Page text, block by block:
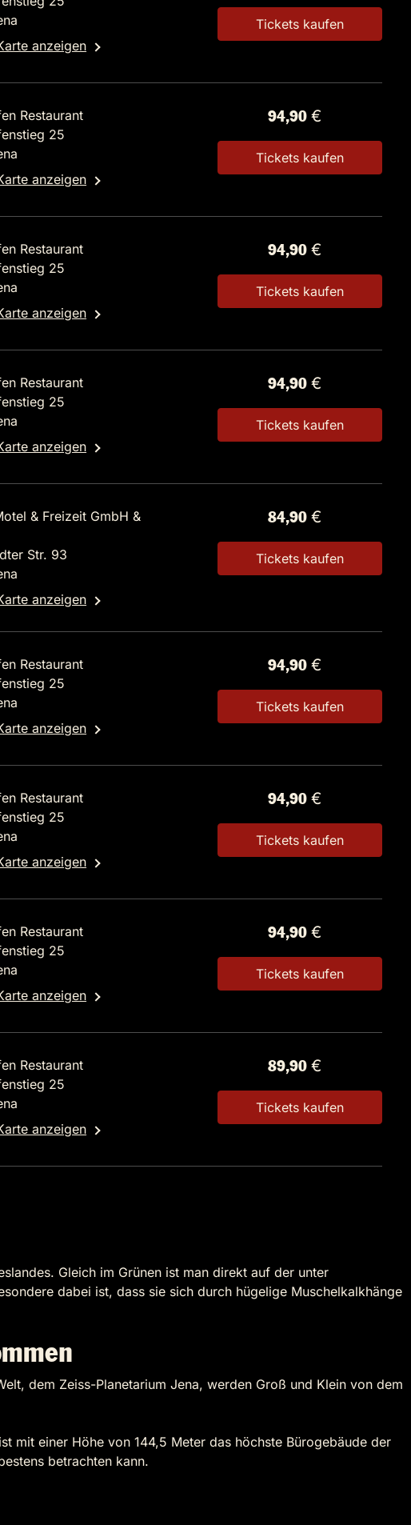
anzeigen
Tickets kaufen
Restaurant
25
anzeigen
94,90 €
Tickets kaufen
Restaurant
25
anzeigen
94,90 €
Tickets kaufen
Restaurant
25
anzeigen
94,90 €
Tickets kaufen
& Freizeit GmbH &
Str. 93
anzeigen
84,90 €
Tickets kaufen
Restaurant
25
anzeigen
94,90 €
Tickets kaufen
Restaurant
25
anzeigen
94,90 €
Tickets kaufen
Restaurant
25
anzeigen
94,90 €
Tickets kaufen
Restaurant
25
anzeigen
89,90 €
Tickets kaufen
Gleich im Grünen ist man direkt auf der unter
dabei ist, dass sie sich durch hügelige Muschelkalkhänge
dem Zeiss-Planetarium Jena, werden Groß und Klein von dem
mit einer Höhe von 144,5 Meter das höchste Bürogebäude der
betrachten kann.